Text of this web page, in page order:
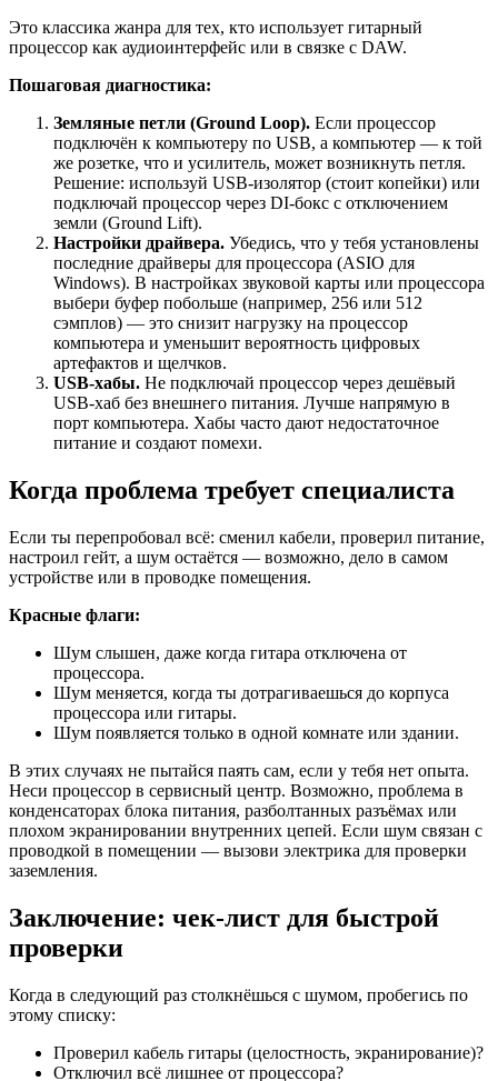
Это классика жанра для тех, кто использует гитарный
процессор как аудиоинтерфейс или в связке с DAW.
Пошаговая диагностика:
Земляные петли (Ground Loop). Если процессор
подключён к компьютеру по USB, а компьютер — к той
же розетке, что и усилитель, может возникнуть петля.
Решение: используй USB-изолятор (стоит копейки) или
подключай процессор через DI-бокс с отключением
земли (Ground Lift).
Настройки драйвера. Убедись, что у тебя установлены
последние драйверы для процессора (ASIO для
Windows). В настройках звуковой карты или процессора
выбери буфер побольше (например, 256 или 512
сэмплов) — это снизит нагрузку на процессор
компьютера и уменьшит вероятность цифровых
артефактов и щелчков.
USB-хабы. Не подключай процессор через дешёвый
USB-хаб без внешнего питания. Лучше напрямую в
порт компьютера. Хабы часто дают недостаточное
питание и создают помехи.
Когда проблема требует специалиста
Если ты перепробовал всё: сменил кабели, проверил питание,
настроил гейт, а шум остаётся — возможно, дело в самом
устройстве или в проводке помещения.
Красные флаги:
Шум слышен, даже когда гитара отключена от
процессора.
Шум меняется, когда ты дотрагиваешься до корпуса
процессора или гитары.
Шум появляется только в одной комнате или здании.
В этих случаях не пытайся паять сам, если у тебя нет опыта.
Неси процессор в сервисный центр. Возможно, проблема в
конденсаторах блока питания, разболтанных разъёмах или
плохом экранировании внутренних цепей. Если шум связан с
проводкой в помещении — вызови электрика для проверки
заземления.
Заключение: чек-лист для быстрой
проверки
Когда в следующий раз столкнёшься с шумом, пробегись по
этому списку:
Проверил кабель гитары (целостность, экранирование)?
Отключил всё лишнее от процессора?